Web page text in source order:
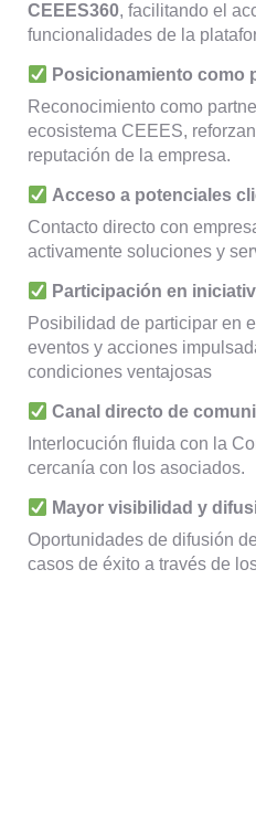
CEEES360, facilitando el
funcionalidades de la
Posicionamiento como
Reconocimiento como
ecosistema CEEES,
reputación de la empresa.
Acceso a potenciales
Contacto directo con
activamente soluciones y
Participación en
Posibilidad de participar en
eventos y acciones
condiciones ventajosas
Canal directo de
Interlocución fluida con la
cercanía con los asociados.
Mayor visibilidad y
Oportunidades de difusión
casos de éxito a través de